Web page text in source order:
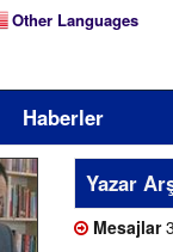
Other Languages
Haberler
Yazar
Mesajlar